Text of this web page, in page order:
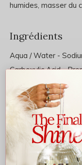
humides, masser du
Ingrédients
Aqua / Water -
Carboxylic Acid -
Glycol - Sodium
Hydroxide -
Polyquaternium-10
Alcohol - Isopropyl
Acid - Citronellol -
Cinnamal -